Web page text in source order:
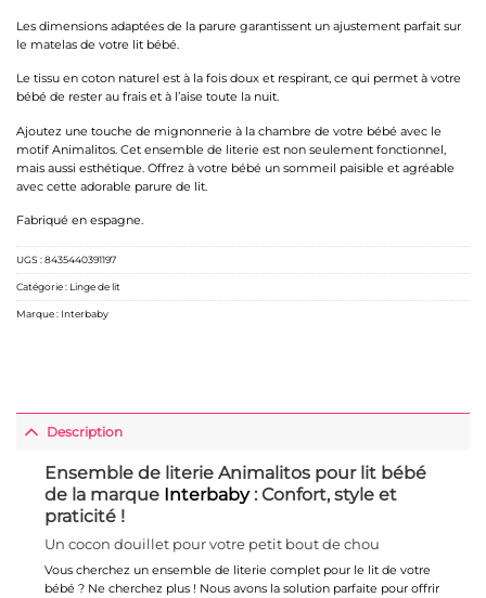
Les dimensions adaptées de la parure garantissent un ajustement parfait sur
le matelas de votre lit bébé.
Le tissu en coton naturel est à la fois doux et respirant, ce qui permet à votre
bébé de rester au frais et à l’aise toute la nuit.
Ajoutez une touche de mignonnerie à la chambre de votre bébé avec le
motif Animalitos. Cet ensemble de literie est non seulement fonctionnel,
mais aussi esthétique. Offrez à votre bébé un sommeil paisible et agréable
avec cette adorable parure de lit.
Fabriqué en espagne.
UGS :8435440391197
Catégorie : Linge de lit
Marque : Interbaby
Description
Ensemble de literie Animalitos pour lit bébé
de la marque Interbaby: Confort, style et
praticité !
Un cocon douillet pour votre petit bout de chou
Vous cherchez un ensemble de literie complet pour le lit de votre
bébé ? Ne cherchez plus ! Nous avons la solution parfaite pour offrir